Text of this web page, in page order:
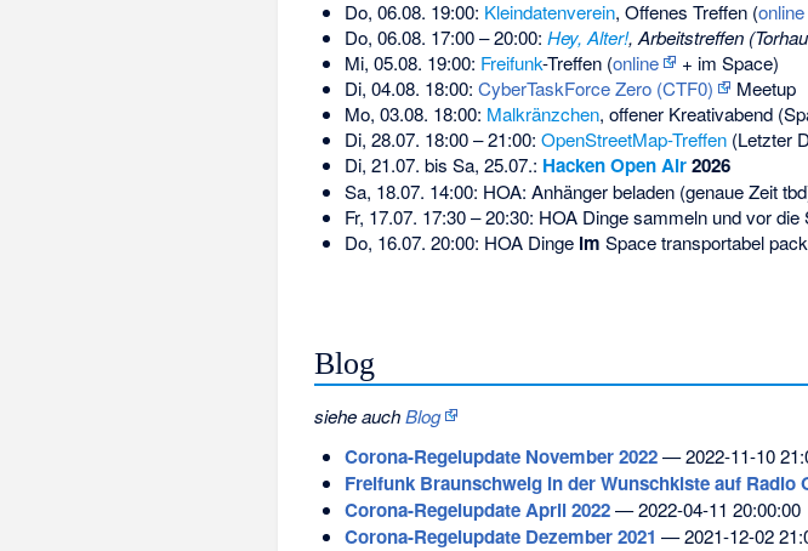
Do, 06.08. 19:00: Kleindatenverein, Offenes Treffen (online
Do, 06.08. 17:00 – 20:00: Hey, Alter!, Arbeitstreffen
Mi, 05.08. 19:00: Freifunk-Treffen (online
+ im Space)
Di, 04.08. 18:00: CyberTaskForce Zero (CTF0)
Meetup
Mo, 03.08. 18:00: Malkränzchen, offener Kreativabend
Di, 28.07. 18:00 – 21:00: OpenStreetMap-Treffen(Letzter
Di, 21.07. bis Sa, 25.07.: Hacken Open Air2026
Sa, 18.07. 14:00: HOA: Anhänger beladen (genaue Zeit
Fr, 17.07. 17:30 – 20:30: HOA Dinge sammeln und vor die
Do, 16.07. 20:00: HOA Dinge im Space transportabel
Blog
siehe auchBlog
Corona-Regelupdate November 2022— 2022-11-10
Freifunk Braunschweig in der Wunschkiste auf Radio
Corona-Regelupdate April 2022— 2022-04-11 20:00:00
Corona-Regelupdate Dezember 2021 — 2021-12-02